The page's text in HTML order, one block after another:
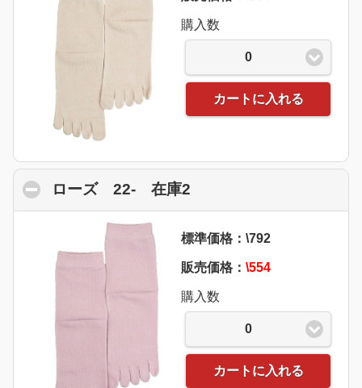
購入数
0
カートに入れる
ローズ 22- 在庫2
標準価格：\792
販売価格： \554
購入数
0
カートに入れる